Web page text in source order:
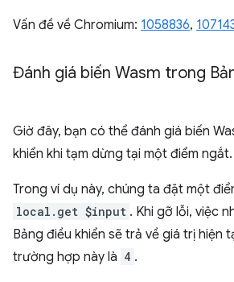
Vấn đề về Chromium: 1058836,
Đánh giá biến Wasm trong
Giờ đây, bạn có thể đánh giá biến
khiển khi tạm dừng tại một điểm ngắt.
Trong ví dụ này, chúng ta đặt một
local.get $input . Khi gỡ lỗi, việc
Bảng điều khiển sẽ trả về giá trị hiện
trường hợp này là 4 .